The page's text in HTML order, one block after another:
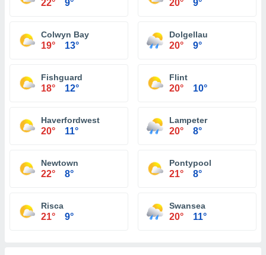
22° 9° 20° 9°
Colwyn Bay
19° 13°
Dolgellau
20° 9°
Fishguard
18° 12°
Flint
20° 10°
Haverfordwest
20° 11°
Lampeter
20° 8°
Newtown
22° 8°
Pontypool
21° 8°
Risca
21° 9°
Swansea
20° 11°